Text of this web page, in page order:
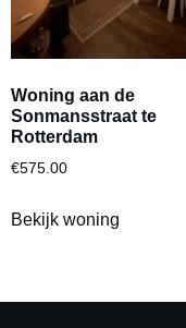
Woning aan de
Sonmansstraat te
Rotterdam
€575.00
Bekijk woning